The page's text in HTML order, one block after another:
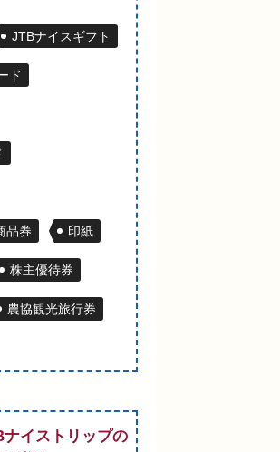
JTBナイスギフト
ド
品券 印紙
株主優待券
農協観光旅行券
イストリップの